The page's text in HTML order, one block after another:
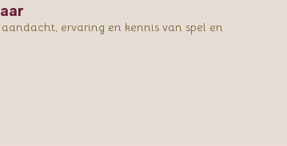
ervaring en kennis van spel en